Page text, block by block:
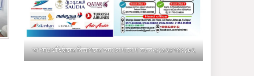
ত্রিশাল থানার সাজানো রিপোর্ট
মুক্তাগাছায় জুলাই শহীদ
সামিদের কবর জিয়ারত ও পৌর
কমিটির কার্যক্রম শুরু
শহিদুল ইসলাম বাবুলের হাত
আপনার প্রতিষ্ঠানের বিজ্ঞাপনের জন্য যোগাযোগ করুন-০১৯২৪৭৫১১৮২